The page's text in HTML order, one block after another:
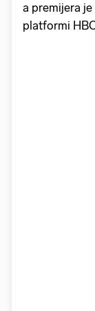
a premijera
platformi